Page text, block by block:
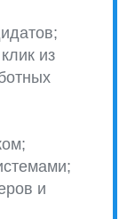
из
и